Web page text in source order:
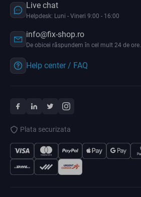
Live chat
Helpdesk: Luni - Vineri 9:00 - 16:00
info@fix-shop.ro
De obicei răspundem în cel mult 24 de ore.
Help center / FAQ
Plata securizata